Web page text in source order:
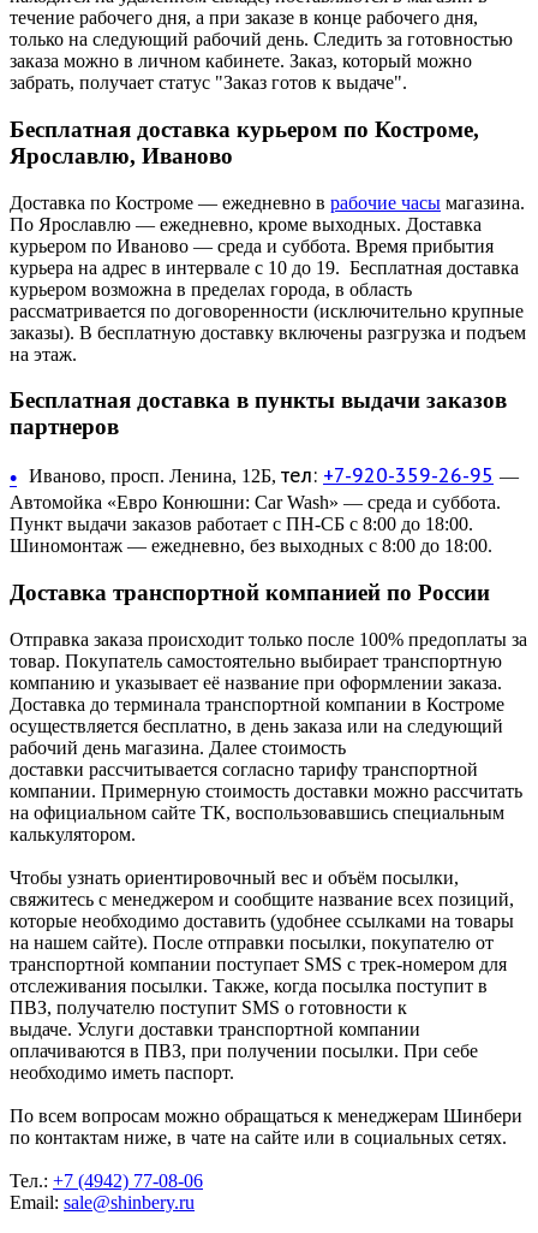
течение рабочего дня, а при заказе в конце рабочего дня,
только на следующий рабочий день. Следить за готовностью
заказа можно в личном кабинете. Заказ, который можно
забрать, получает статус "Заказ готов к выдаче".
Бесплатная доставка курьером по Костроме,
Ярославлю, Иваново
Доставка по Костроме — ежедневно в рабочие часы магазина.
По Ярославлю — ежедневно, кроме выходных. Доставка
курьером по Иваново — среда и суббота. Время прибытия
курьера на адрес в интервале с 10 до 19. Бесплатная доставка
курьером возможна в пределах города, в область
рассматривается по договоренности (исключительно крупные
заказы). В бесплатную доставку включены разгрузка и подъем
на этаж.
Бесплатная доставка в пункты выдачи заказов
партнеров
• Иваново, просп. Ленина, 12Б, тел: +7-920-359-26-95 —
Автомойка «Евро Конюшни: Car Wash» — среда и суббота.
Пункт выдачи заказов работает с ПН-СБ с 8:00 до 18:00.
Шиномонтаж — ежедневно, без выходных с 8:00 до 18:00.
Доставка транспортной компанией по России
Отправка заказа происходит только после 100% предоплаты за
товар. Покупатель самостоятельно выбирает транспортную
компанию и указывает её название при оформлении заказа.
Доставка до терминала транспортной компании в Костроме
осуществляется бесплатно, в день заказа или на следующий
рабочий день магазина. Далее стоимость
доставки рассчитывается согласно тарифу транспортной
компании. Примерную стоимость доставки можно рассчитать
на официальном сайте ТК, воспользовавшись специальным
калькулятором.
Чтобы узнать ориентировочный вес и объём посылки,
свяжитесь с менеджером и сообщите название всех позиций,
которые необходимо доставить (удобнее ссылками на товары
на нашем сайте). После отправки посылки, покупателю от
транспортной компании поступает SMS с трек-номером для
отслеживания посылки. Также, когда посылка поступит в
ПВЗ, получателю поступит SMS о готовности к
выдаче. Услуги доставки транспортной компании
оплачиваются в ПВЗ, при получении посылки. При себе
необходимо иметь паспорт.
По всем вопросам можно обращаться к менеджерам Шинбери
по контактам ниже, в чате на сайте или в социальных сетях.
Тел.: +7 (4942) 77-08-06
Email: sale@shinbery.ru